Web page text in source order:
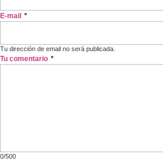
E-mail *
Tu dirección de email no será publicada.
Tu comentario *
0/500